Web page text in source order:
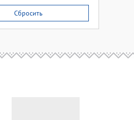
Сбросить